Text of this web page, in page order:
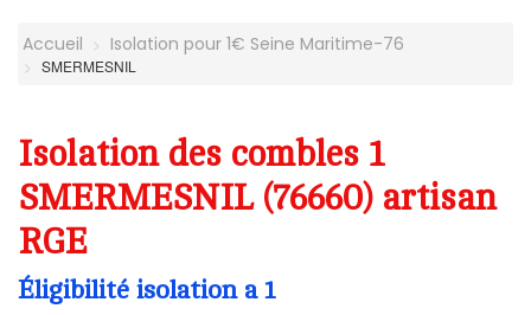
Accueil Isolation pour 1€ Seine Maritime-76
SMERMESNIL
Isolation des combles 1
SMERMESNIL (76660) artisan
RGE
Éligibilité isolation a 1